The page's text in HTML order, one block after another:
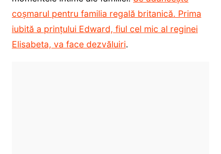
coșmarul pentru familia regală britanică. Prima
iubită a prințului Edward, fiul cel mic al reginei
Elisabeta, va face dezvăluiri.